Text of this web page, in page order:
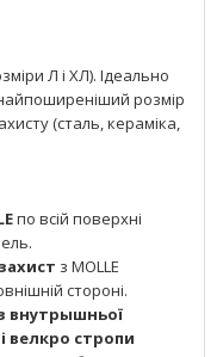
Л і ХЛ). Ідеально
розмір
(сталь, кераміка,
по всій поверхні
з MOLLE
стороні.
внутрышньої
велкро стропи